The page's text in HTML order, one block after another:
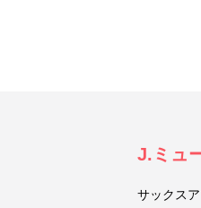
J.ミュ
サックス